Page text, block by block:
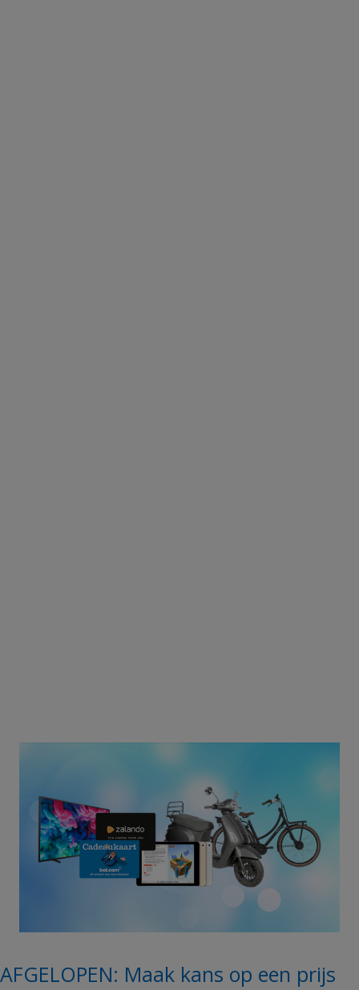
AFGELOPEN: Maak kans op een prijs